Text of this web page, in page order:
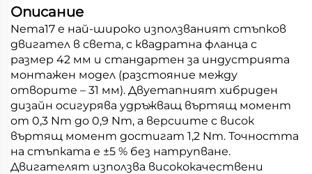
Описание
Nema17 е най-широко използваният стъпков
двигател в света, с квадратна фланца с
размер 42 мм и стандартен за индустрията
монтажен модел (разстояние между
отворите – 31 мм). Двуетапният хибриден
дизайн осигурява удръжващ въртящ момент
от 0,3 Nm до 0,9 Nm, а версиите с висок
въртящ момент достигат 1,2 Nm. Точността
на стъпката е ±5 % без натрупване.
Двигателят използва висококачествени